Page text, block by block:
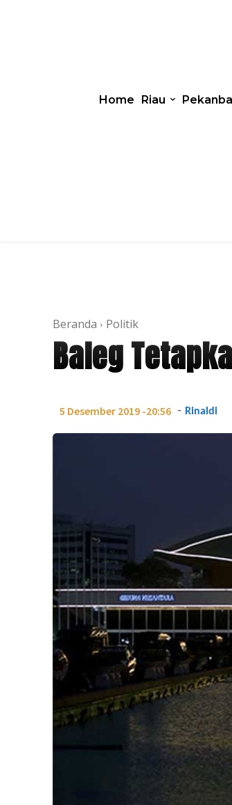
Home Riau
Beranda Politik
Baleg
5 Desember 2019 -20:56 - Rinaldi